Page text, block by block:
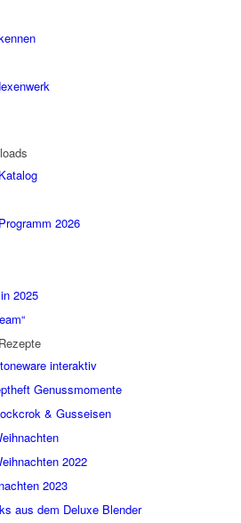
2026
2025
interaktiv
Genussmomente
& Gusseisen
2022
2023
aus dem Deluxe Blender